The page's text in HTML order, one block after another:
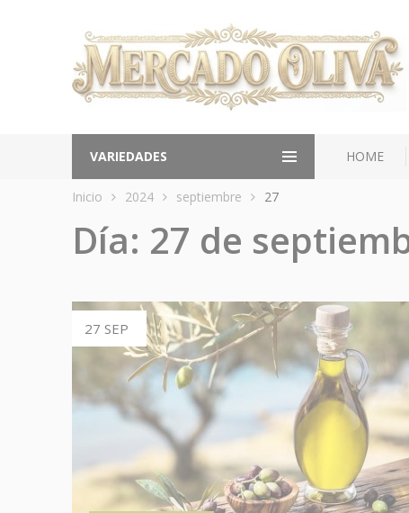
VARIEDADES HOME
Inicio 2024 septiembre 27
Día: 27 de
27 SEP